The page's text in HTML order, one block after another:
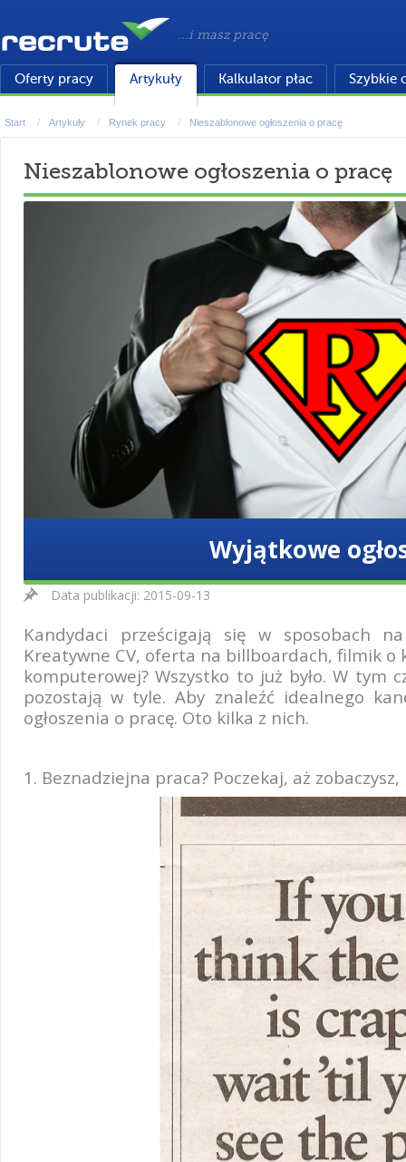
...i masz pracę
Oferty pracy Artykuły Kalkulator płac Szybkie
Start Artykuły Rynek pracy Nieszablonowe ogłoszenia o pracę
Nieszablonowe ogłoszenia o pracę
Wyjątkowe
Data publikacji: 2015-09-13
Kandydaci prześcigają się w sposobach
Kreatywne CV, oferta na billboardach, filmik o
komputerowej? Wszystko to już było. W tym
pozostają w tyle. Aby znaleźć idealnego
ogłoszenia o pracę. Oto kilka z nich.
1. Beznadziejna praca? Poczekaj, aż